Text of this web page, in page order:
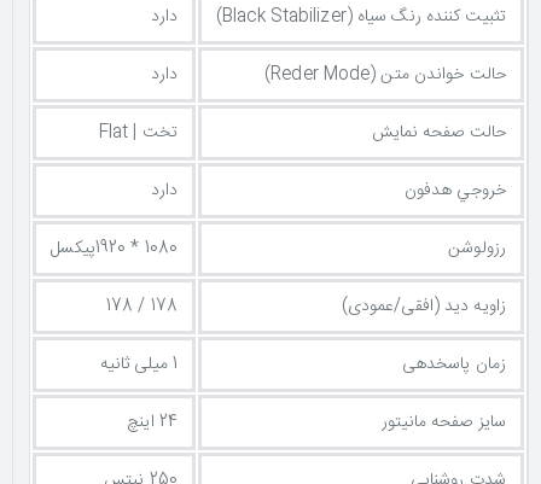
تثبیت کننده رنگ سیاه (Black Stabilizer)
دارد
حالت خواندن متن (Reder Mode)
دارد
حالت صفحه نمایش
تخت | Flat
خروجي هدفون
دارد
رزولوشن
1080 * 1920پیکسل
زاویه دید (افقی/عمودی)
178 / 178
زمان پاسخدهی
1 میلی ثانیه
سایز صفحه مانیتور
24 اینچ